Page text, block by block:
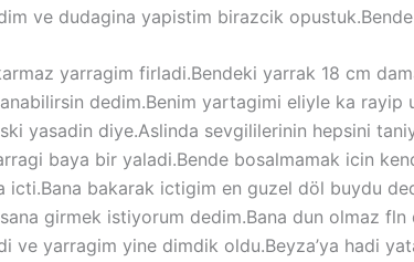
ve dudagina yapistim birazcik
yarragim firladi.Bendeki yarrak 18 cm
dedim.Benim yartagimi eliyle ka
yasadin diye.Aslinda sevgililerinin hepsini
baya bir yaladi.Bende bosalmamak icin
icti.Bana bakarak ictigim en guzel döl buydu
girmek istiyorum dedim.Bana dun olmaz
ve yarragim yine dimdik oldu.Beyza’ya hadi